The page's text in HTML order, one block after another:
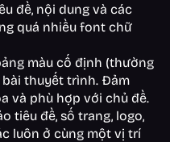
đề, nội dung và các
quá nhiều font chữ
màu cố định (thường
bài thuyết trình. Đảm
và phù hợp với chủ đề.
tiêu đề, số trang, logo,
luôn ở cùng một vị trí